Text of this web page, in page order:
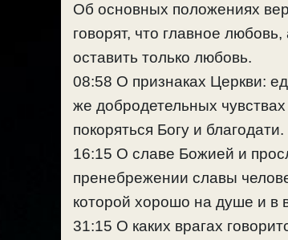
Об основных положениях
говорят, что главное любовь,
оставить только любовь.
08:58 О признаках Церкви:
же добродетельных
покоряться Богу и благодати.
16:15 О славе Божией и
пренебрежении славы
которой хорошо на душе и в
31:15 О каких врагах